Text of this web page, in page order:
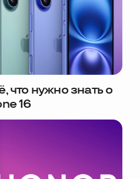
что нужно знать о
16